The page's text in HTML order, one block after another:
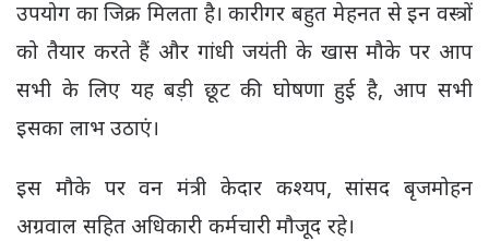
उपयोग का जिक्र मिलता है। कारीगर बहुत मेहनत से इन वस्त्रों
को तैयार करते हैं और गांधी जयंती के खास मौके पर आप
सभी के लिए यह बड़ी छूट की घोषणा हुई है, आप सभी
इसका लाभ उठाएं।
इस मौके पर वन मंत्री केदार कश्यप, सांसद बृजमोहन
अग्रवाल सहित अधिकारी कर्मचारी मौजूद रहे।